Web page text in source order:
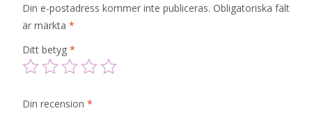
Din e-postadress kommer inte publiceras. Obligatoriska fält
är märkta *
Ditt betyg *
Din recension *